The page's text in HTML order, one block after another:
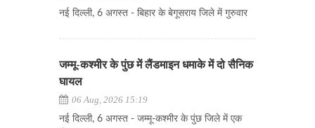
नई दिल्ली, 6 अगस्त - बिहार के बेगूसराय जिले में गुरुवार
जम्मू-कश्मीर के पुंछ में लैंडमाइन धमाके में दो सैनिक
घायल
06 Aug, 2026 15:19
नई दिल्ली, 6 अगस्त - जम्मू-कश्मीर के पुंछ जिले में एक